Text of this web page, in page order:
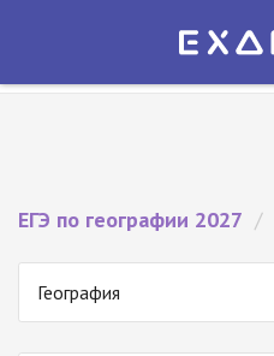
Экзамер — ЕГЭ 2027
ЕГЭ по географии 2027 /
География